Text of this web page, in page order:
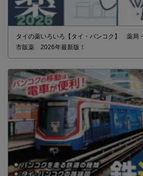
タイの薬いろいろ【タイ・バンコク】 薬局
市販薬 2026年最新版！